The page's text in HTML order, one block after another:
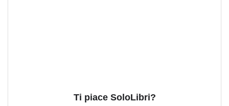
Ti piace SoloLibri?